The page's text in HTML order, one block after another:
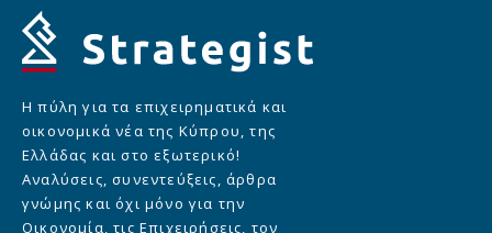
Η πύλη για τα επιχειρηματικά και
οικονομικά νέα της Κύπρου, της
Ελλάδας και στο εξωτερικό!
Αναλύσεις, συνεντεύξεις, άρθρα
γνώμης και όχι μόνο για την
Οικονομία, τις Επιχειρήσεις, τον